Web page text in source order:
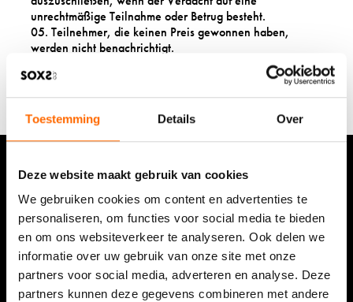
Toestemming Details Over
Deze website maakt gebruik van cookies
We gebruiken cookies om content en advertenties te
personaliseren, om functies voor social media te bieden
en om ons websiteverkeer te analyseren. Ook delen we
informatie over uw gebruik van onze site met onze
partners voor social media, adverteren en analyse. Deze
partners kunnen deze gegevens combineren met andere
unrechtmäßige Teilnahme oder Betrug besteht.
Teilnehmer, die keinen Preis gewonnen haben,
werden nicht benachrichtigt.
Es ist nicht möglich, das gewonnene Produkt gegen
ein anderes Produkt oder einen Geldbetrag
einzutauschen.